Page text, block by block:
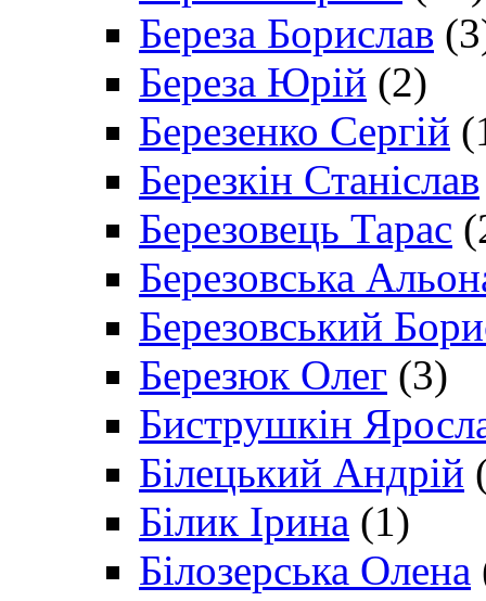
Береза Борислав
Береза Юрій (2)
Березенко Сергій
Березкін Станіслав
Березовець Тарас
Березовська
Березовський
Березюк Олег (3)
Биструшкін
Білецький Андрій
Білик Ірина (1)
Білозерська Олена